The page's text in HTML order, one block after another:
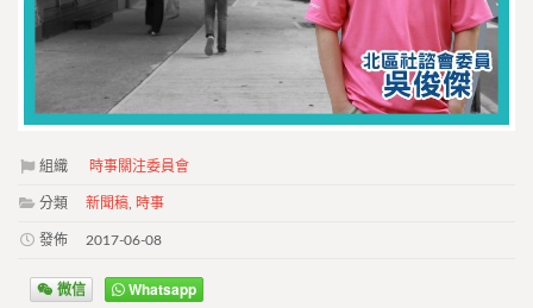
組織 時事關注委員會
分類 新聞稿 時事
發佈 2017-06-08
微信 Whatsapp